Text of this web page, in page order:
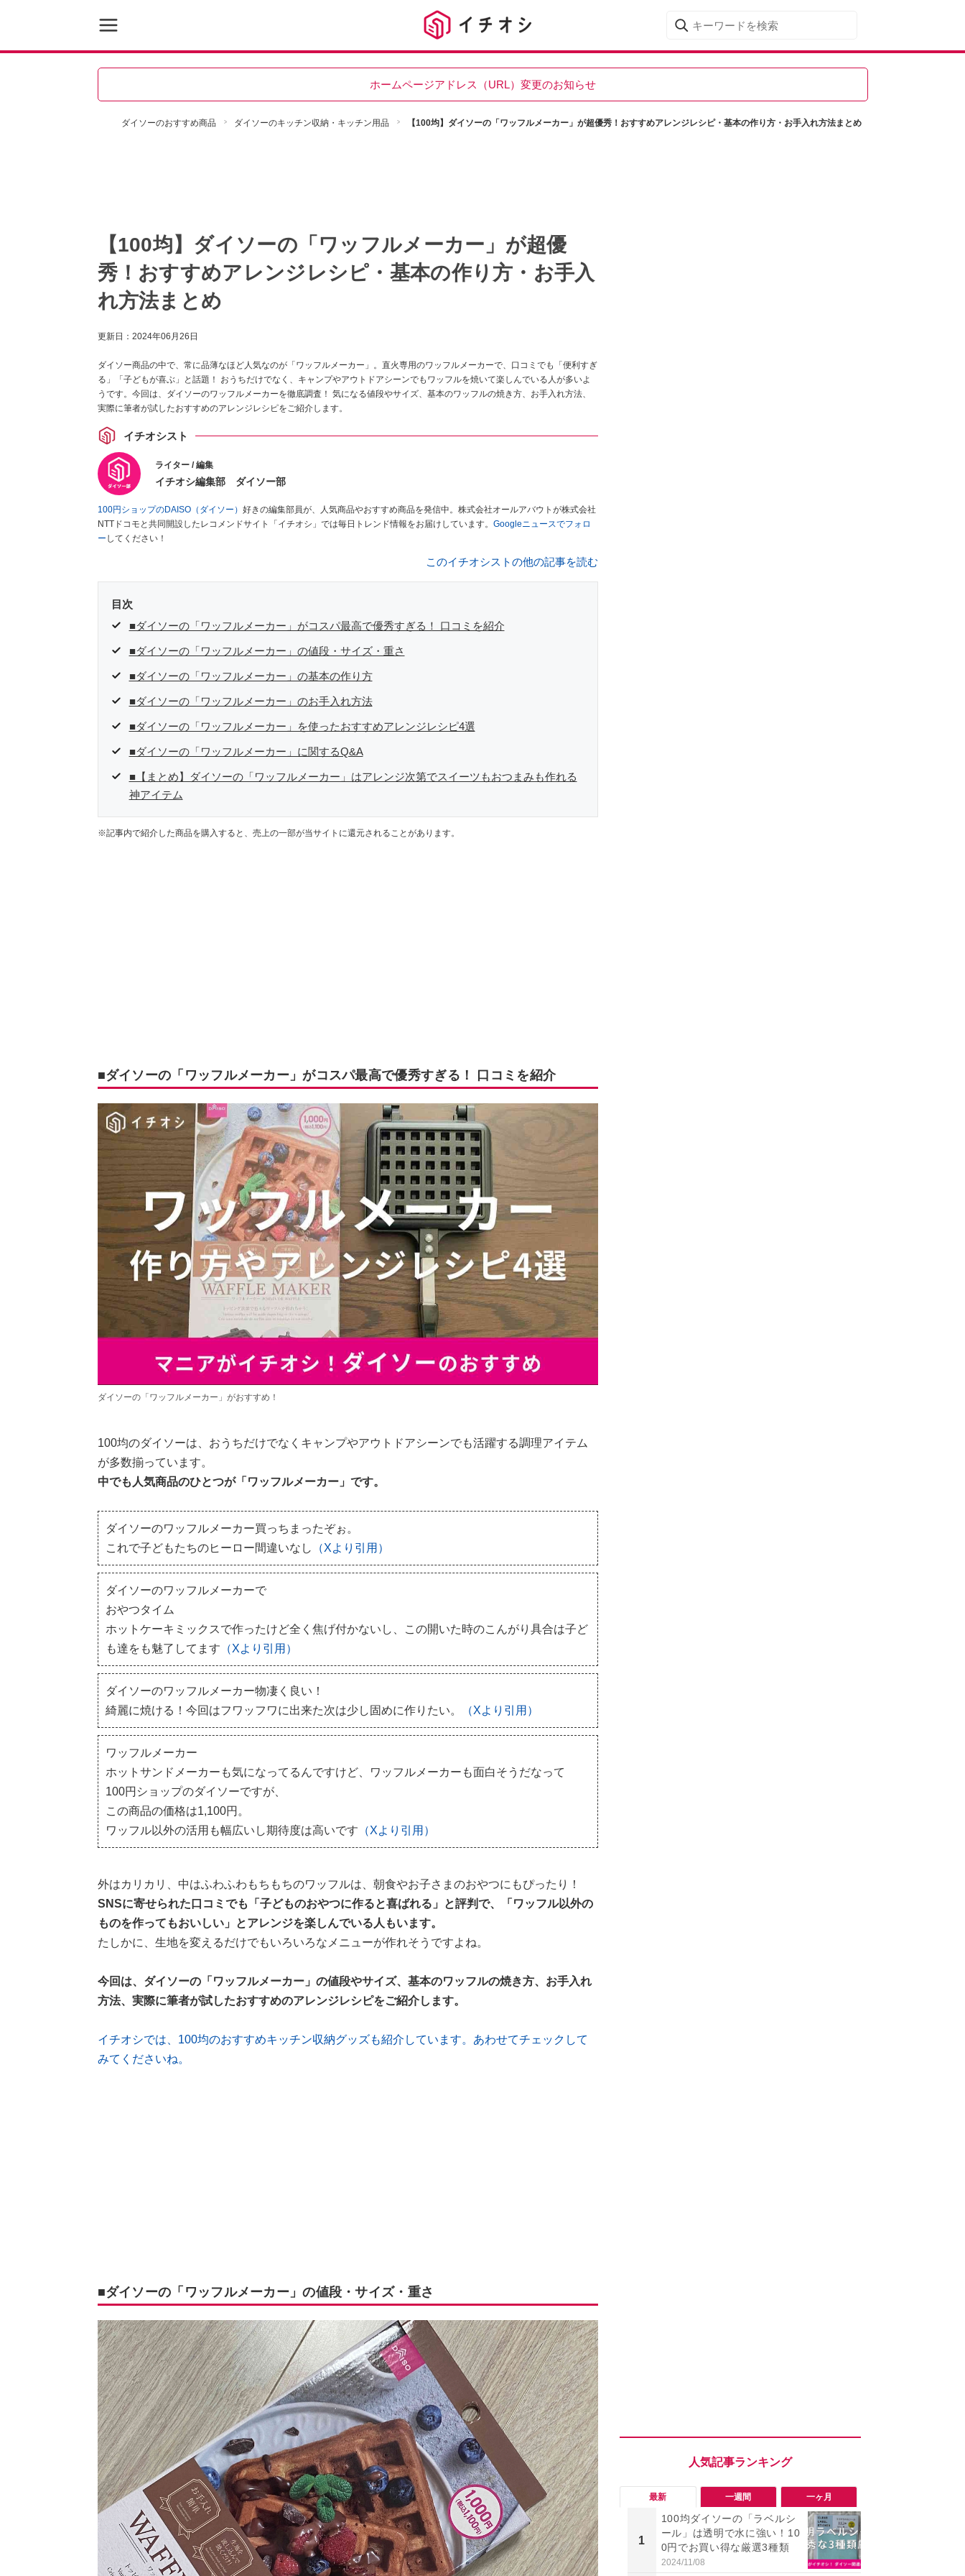
ホームページアドレス（URL）変更のお知らせ
ダイソーのおすすめ商品 ダイソーのキッチン収納・キッチン用品 【100均】ダイソーの「ワッフルメーカー」が超優秀！おすすめアレンジレシピ・基本の作り方・お手入れ方法まとめ
【100均】ダイソーの「ワッフルメーカー」が超優
秀！おすすめアレンジレシピ・基本の作り方・お手入
れ方法まとめ
更新日： 2024年06月26日
ダイソー商品の中で、常に品薄なほど人気なのが「ワッフルメーカー」。直火専用のワッフルメーカーで、口コミでも「便利すぎ
る」「子どもが喜ぶ」と話題！ おうちだけでなく、キャンプやアウトドアシーンでもワッフルを焼いて楽しんでいる人が多いよ
うです。今回は、ダイソーのワッフルメーカーを徹底調査！ 気になる値段やサイズ、基本のワッフルの焼き方、お手入れ方法、
実際に筆者が試したおすすめのアレンジレシピをご紹介します。
イチオシスト
ライター / 編集
イチオシ編集部 ダイソー部
100円ショップのDAISO（ダイソー） 好きの編集部員が、人気商品やおすすめ商品を発信中。株式会社オールアバウトが株式会社
NTTドコモと共同開設したレコメンドサイト「イチオシ」では毎日トレンド情報をお届けしています。 Googleニュースでフォロ
ー してください！
このイチオシストの他の記事を読む
目次
■ダイソーの「ワッフルメーカー」がコスパ最高で優秀すぎる！ 口コミを紹介
■ダイソーの「ワッフルメーカー」の値段・サイズ・重さ
■ダイソーの「ワッフルメーカー」の基本の作り方
■ダイソーの「ワッフルメーカー」のお手入れ方法
■ダイソーの「ワッフルメーカー」を使ったおすすめアレンジレシピ4選
■ダイソーの「ワッフルメーカー」に関するQ&A
■【まとめ】ダイソーの「ワッフルメーカー」はアレンジ次第でスイーツもおつまみも作れる
神アイテム
※記事内で紹介した商品を購入すると、売上の一部が当サイトに還元されることがあります。
■ダイソーの「ワッフルメーカー」がコスパ最高で優秀すぎる！ 口コミを紹介
ダイソーの「ワッフルメーカー」がおすすめ！
100均のダイソーは、おうちだけでなくキャンプやアウトドアシーンでも活躍する調理アイテム
が多数揃っています。
中でも人気商品のひとつが「ワッフルメーカー」です。
ダイソーのワッフルメーカー買っちまったぞぉ。
これで子どもたちのヒーロー間違いなし （Xより引用）
ダイソーのワッフルメーカーで
おやつタイム
ホットケーキミックスで作ったけど全く焦げ付かないし、この開いた時のこんがり具合は子ど
も達をも魅了してます （Xより引用）
ダイソーのワッフルメーカー物凄く良い！
綺麗に焼ける！今回はフワッフワに出来た次は少し固めに作りたい。
（Xより引用）
ワッフルメーカー
ホットサンドメーカーも気になってるんですけど、ワッフルメーカーも面白そうだなって
100円ショップのダイソーですが、
この商品の価格は1,100円。
ワッフル以外の活用も幅広いし期待度は高いです （Xより引用）
外はカリカリ、中はふわふわもちもちのワッフルは、朝食やお子さまのおやつにもぴったり！
SNSに寄せられた口コミでも「子どものおやつに作ると喜ばれる」と評判で、「ワッフル以外の
ものを作ってもおいしい」とアレンジを楽しんでいる人もいます。
たしかに、生地を変えるだけでもいろいろなメニューが作れそうですよね。
今回は、ダイソーの「ワッフルメーカー」の値段やサイズ、基本のワッフルの焼き方、お手入れ
方法、実際に筆者が試したおすすめのアレンジレシピをご紹介します。
イチオシでは、100均のおすすめキッチン収納グッズも紹介しています。あわせてチェックして
みてくださいね。
■ダイソーの「ワッフルメーカー」の値段・サイズ・重さ
最新 一週間 一ヶ月
1
100均ダイソーの「ラベルシ
ール」は透明で水に強い！10
0円でお買い得な厳選3種類
2024/11/08